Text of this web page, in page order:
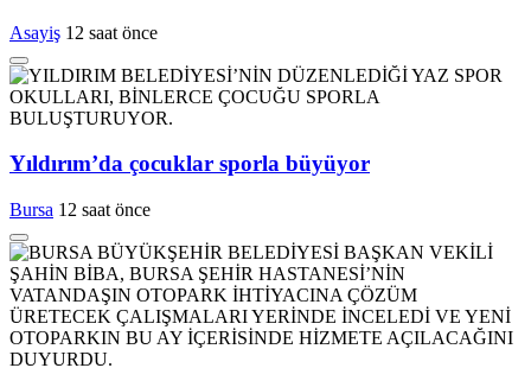
Asayiş 12 saat önce
Yıldırım’da çocuklar sporla büyüyor
Bursa 12 saat önce